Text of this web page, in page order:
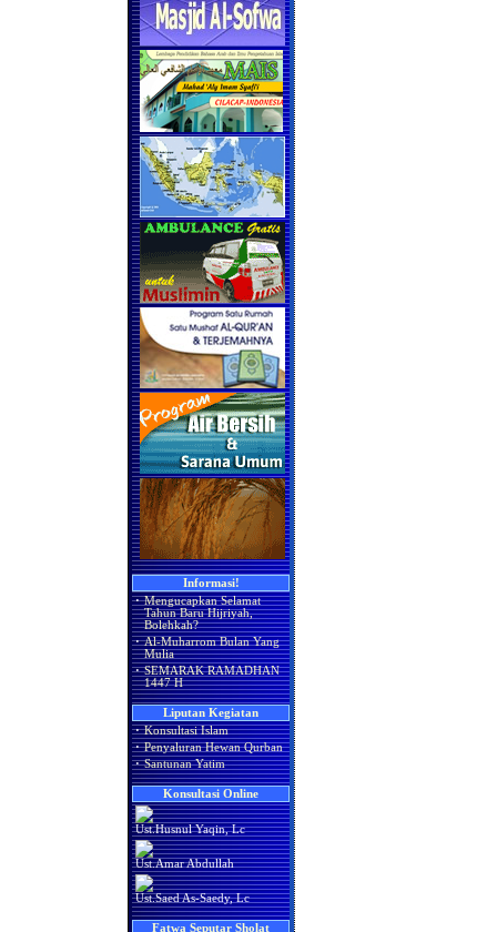
Informasi!
· Mengucapkan Selamat
Tahun Baru Hijriyah,
Bolehkah?
· Al-Muharrom Bulan Yang
Mulia
· SEMARAK RAMADHAN
1447 H
Liputan Kegiatan
· Konsultasi Islam
· Penyaluran Hewan Qurban
· Santunan Yatim
Konsultasi Online
Ust.Husnul Yaqin, Lc
Ust.Amar Abdullah
Ust.Saed As-Saedy, Lc
Fatwa Seputar Sholat